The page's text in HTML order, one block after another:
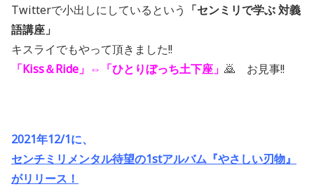
Twitterで小出しにしているという 「センミリで学ぶ 対義
語講座」
キスライでもやって頂きました!!
「Kiss＆Ride」⇔「ひとりぼっち土下座」 🙇 お見事!!
2021年12/1に、
センチミリメンタル待望の1stアルバム『やさしい刃物』
がリリース！